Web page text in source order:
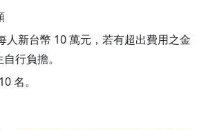
人新台幣 10 萬元，若有超出費用之金
行負擔。
名。